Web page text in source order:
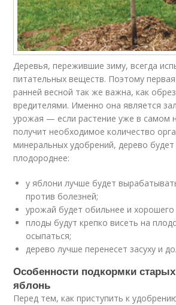
Деревья, пережившие зиму, всегда
питательных веществ. Поэтому
ранней весной так же важна, как
вредителями. Именно она является
урожая — если растение уже в самом
получит необходимое количество
минеральных удобрений, дерево будет
плодороднее:
у яблони лучше будет
против болезней;
урожай будет обильнее и хорошего
плоды будут крепко висеть на
осыпаться;
дерево лучше перенесет засуху и
Особенности подкормки
яблонь
Перед тем, как приступить к